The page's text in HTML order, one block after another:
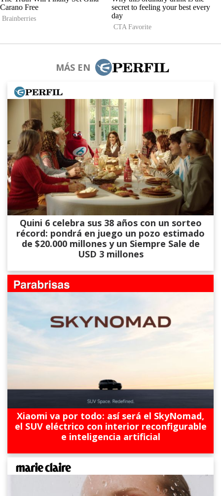
MÁS EN
Quini 6 celebra sus 38 años con un sorteo
récord: pondrá en juego un pozo estimado
de $20.000 millones y un Siempre Sale de
USD 3 millones
Xiaomi va por todo: así será el SkyNomad,
el SUV eléctrico con interior reconfigurable
e inteligencia artificial